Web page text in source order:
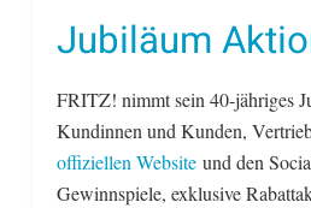
Jubiläum
FRITZ! nimmt sein 40-jähriges
Kundinnen und Kunden,
offiziellen Website und den
Gewinnspiele, exklusive